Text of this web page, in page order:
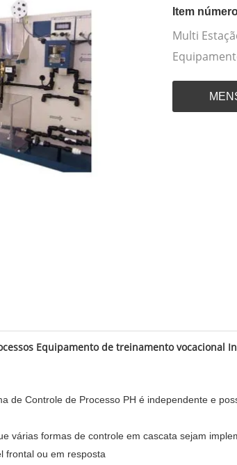
Item
Multi
Equipamento de treinamento vocacional
de Controle de Processo PH é independente e
várias formas de controle em cascata sejam
frontal ou em resposta